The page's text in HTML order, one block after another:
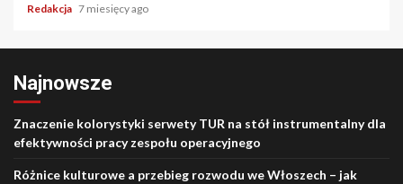
Redakcja 7 miesięcy ago
Najnowsze
Znaczenie kolorystyki serwety TUR na stół instrumentalny dla
efektywności pracy zespołu operacyjnego
Różnice kulturowe a przebieg rozwodu we Włoszech – jak